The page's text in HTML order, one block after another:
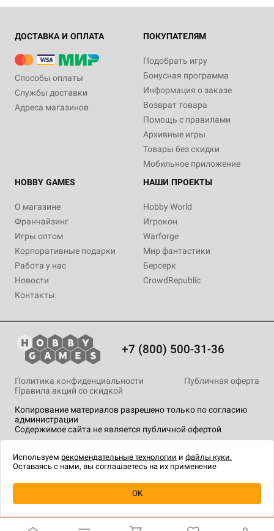
ДОСТАВКА И ОПЛАТА
Способы оплаты
Службы доставки
Адреса магазинов
ПОКУПАТЕЛЯМ
Подобрать игру
Бонусная программа
Информация о заказе
Возврат товара
Помощь с правилами
Архивные игры
Товары без скидки
Мобильное приложение
HOBBY GAMES
О магазине
Франчайзинг
Игры оптом
Корпоративные подарки
Работа у нас
Новости
Контакты
НАШИ ПРОЕКТЫ
Hobby World
Игрокон
Warforge
Мир фантастики
Берсерк
CrowdRepublic
+7 (800) 500-31-36
Копирование материалов разрешено только по согласию
администрации
Содержимое сайта не является публичной офертой
Политика конфиденциальности
Публичная оферта
Правила акций со скидкой
технологии .
Используем рекомендательные технологии и файлы куки.
Оставаясь с нами, вы соглашаетесь на их применение
OK